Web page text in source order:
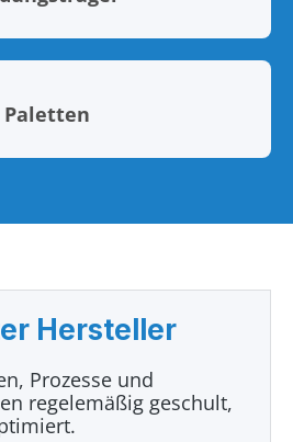
Paletten
Hersteller
Prozesse und
regelemäßig geschult,